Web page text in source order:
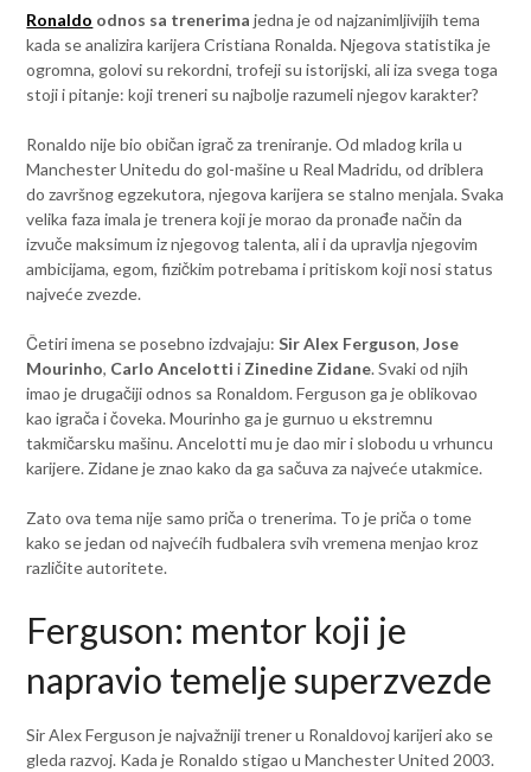
Ronaldo odnos sa trenerima jedna je od najzanimljivijih tema
kada se analizira karijera Cristiana Ronalda. Njegova statistika je
ogromna, golovi su rekordni, trofeji su istorijski, ali iza svega toga
stoji i pitanje: koji treneri su najbolje razumeli njegov karakter?
Ronaldo nije bio običan igrač za treniranje. Od mladog krila u
Manchester Unitedu do gol-mašine u Real Madridu, od driblera
do završnog egzekutora, njegova karijera se stalno menjala. Svaka
velika faza imala je trenera koji je morao da pronađe način da
izvuče maksimum iz njegovog talenta, ali i da upravlja njegovim
ambicijama, egom, fizičkim potrebama i pritiskom koji nosi status
najveće zvezde.
Četiri imena se posebno izdvajaju:Sir Alex Ferguson,Jose
Mourinho, Carlo Ancelotti i Zinedine Zidane. Svaki od njih
imao je drugačiji odnos sa Ronaldom. Ferguson ga je oblikovao
kao igrača i čoveka. Mourinho ga je gurnuo u ekstremnu
takmičarsku mašinu. Ancelotti mu je dao mir i slobodu u vrhuncu
karijere. Zidane je znao kako da ga sačuva za najveće utakmice.
Zato ova tema nije samo priča o trenerima. To je priča o tome
kako se jedan od najvećih fudbalera svih vremena menjao kroz
različite autoritete.
Ferguson: mentor koji je
napravio temelje superzvezde
Sir Alex Ferguson je najvažniji trener u Ronaldovoj karijeri ako se
gleda razvoj. Kada je Ronaldo stigao u Manchester United 2003.